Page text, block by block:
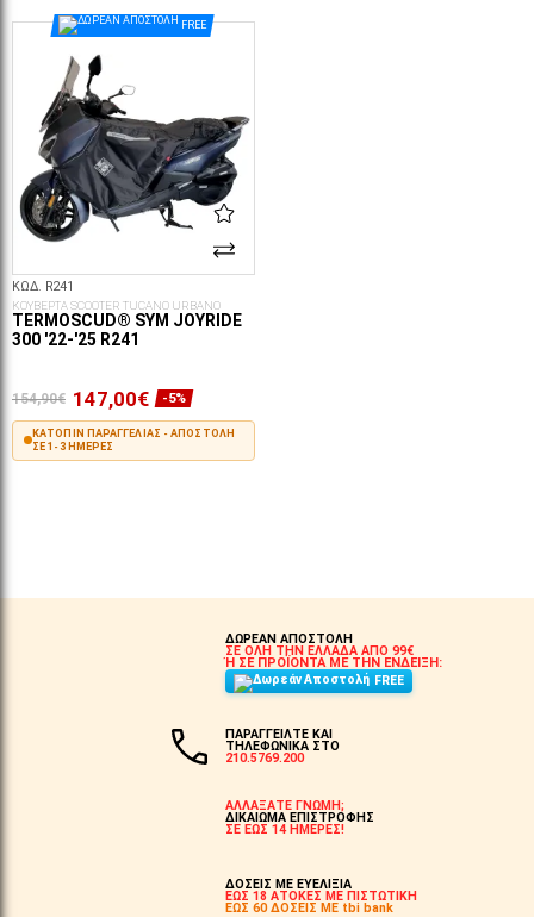
FREE
ΚΩΔ. R241
ΚΟΥΒΕΡΤΑ SCOOTER TUCANO URBANO
TERMOSCUD® SYM JOYRIDE
300 '22-'25 R241
154,90€ 147,00€ -5%
ΚΑΤΌΠΙΝ ΠΑΡΑΓΓΕΛΊΑΣ - ΑΠΟΣΤΟΛΉ
ΣΕ 1-3 ΗΜΈΡΕΣ
ΔΩΡΕΑΝ ΑΠΟΣΤΟΛΗ
ΣΕ ΟΛΗ ΤΗΝ ΕΛΛΑΔΑ ΑΠΟ 99€
Ή ΣΕ ΠΡΟΪΟΝΤΑ ΜΕ ΤΗΝ ΕΝΔΕΙΞΗ:
FREE
ΠΑΡΑΓΓΕΙΛΤΕ ΚΑΙ
ΤΗΛΕΦΩΝΙΚΑ ΣΤΟ
210.5769.200
ΑΛΛΑΞΑΤΕ ΓΝΩΜΗ;
ΔΙΚΑΙΩΜΑ ΕΠΙΣΤΡΟΦΗΣ
ΣΕ ΕΩΣ 14 ΗΜΕΡΕΣ!
ΔΟΣΕΙΣ ΜΕ ΕΥΕΛΙΞΙΑ
ΕΩΣ 18 ΑΤΟΚΕΣ ΜΕ ΠΙΣΤΩΤΙΚΗ
ΕΩΣ 60 ΔΟΣΕΙΣ ΜΕ tbi bank